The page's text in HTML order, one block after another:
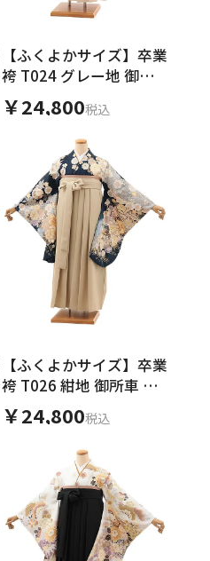
【ふくよかサイズ】卒業
袴 T024 グレー地 御所
車 花づくし×クリーム
￥24,800税込
【ふくよかサイズ】卒業
袴 T026 紺地 御所車 花
づくし×ベージュ
￥24,800税込